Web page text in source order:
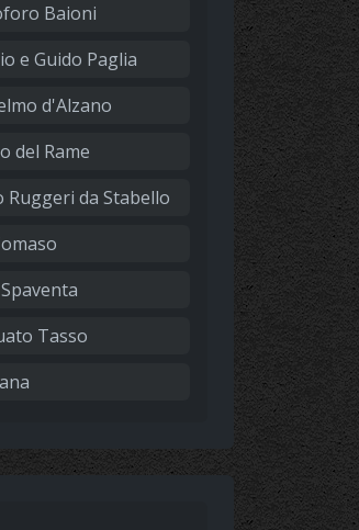
Baioni
e Guido Paglia
d'Alzano
del Rame
Ruggeri da Stabello
Tasso